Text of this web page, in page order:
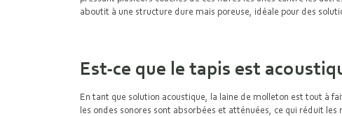
aboutit à une structure dure mais poreuse, idéale pour des
Est-ce que le tapis est
En tant que solution acoustique, la laine de molleton est tout à
les ondes sonores sont absorbées et atténuées, ce qui réduit